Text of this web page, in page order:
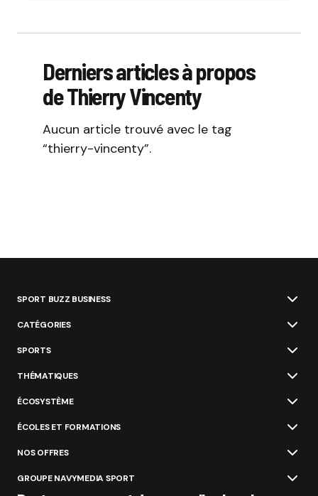
Derniers articles à propos
de Thierry Vincenty
Aucun article trouvé avec le tag
“thierry-vincenty”.
SPORT BUZZ BUSINESS
CATÉGORIES
SPORTS
THÉMATIQUES
ÉCOSYSTÈME
ÉCOLES ET FORMATIONS
NOS OFFRES
GROUPE NAVYMEDIA SPORT